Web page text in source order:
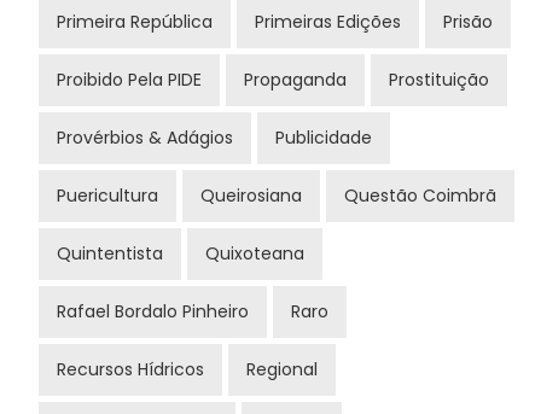
Primeira República Primeiras Edições Prisão
Proibido Pela PIDE Propaganda Prostituição
Provérbios & Adágios Publicidade
Puericultura Queirosiana Questão Coimbrã
Quintentista Quixoteana
Rafael Bordalo Pinheiro Raro
Recursos Hídricos Regional